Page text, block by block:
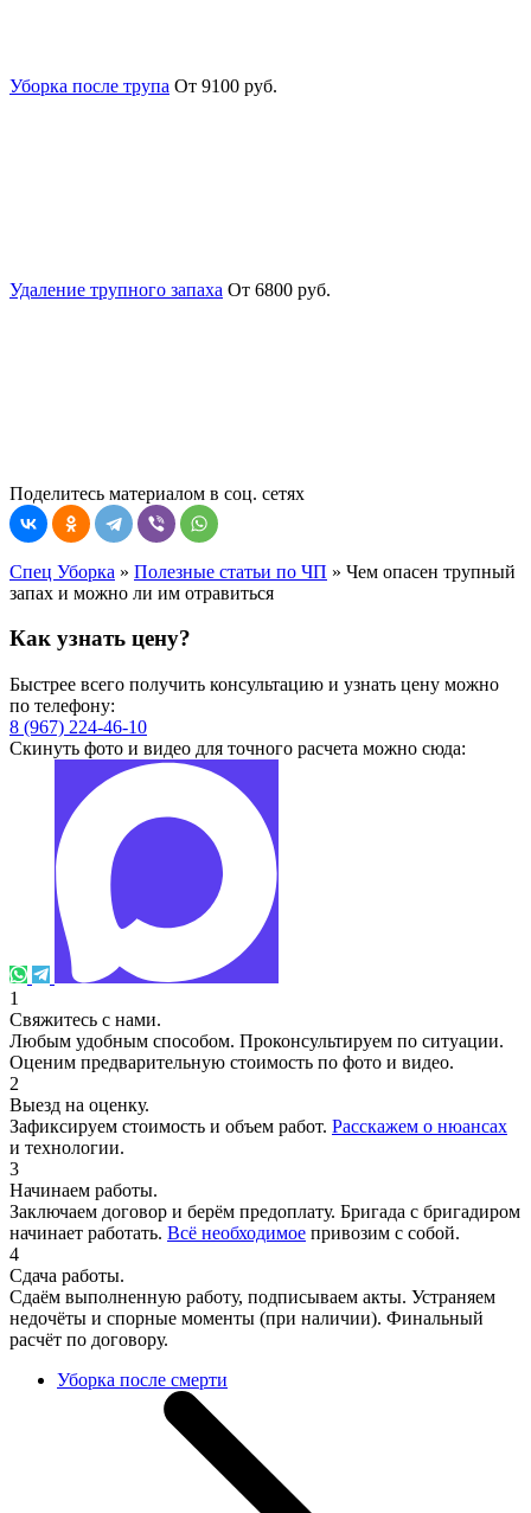
Уборка после трупа От 9100 руб.
Удаление трупного запаха От 6800 руб.
Поделитесь материалом в соц. сетях
Спец Уборка » Полезные статьи по ЧП » Чем опасен трупный
запах и можно ли им отравиться
Как узнать цену?
Быстрее всего получить консультацию и узнать цену можно
по телефону:
8 (967) 224-46-10
Скинуть фото и видео для точного расчета можно сюда:
1
Свяжитесь с нами.
Любым удобным способом. Проконсультируем по ситуации.
Оценим предварительную стоимость по фото и видео.
2
Выезд на оценку.
Зафиксируем стоимость и объем работ. Расскажем о нюансах
и технологии.
3
Начинаем работы.
Заключаем договор и берём предоплату. Бригада с бригадиром
начинает работать. Всё необходимое привозим с собой.
4
Сдача работы.
Сдаём выполненную работу, подписываем акты. Устраняем
недочёты и спорные моменты (при наличии). Финальный
расчёт по договору.
Уборка после смерти